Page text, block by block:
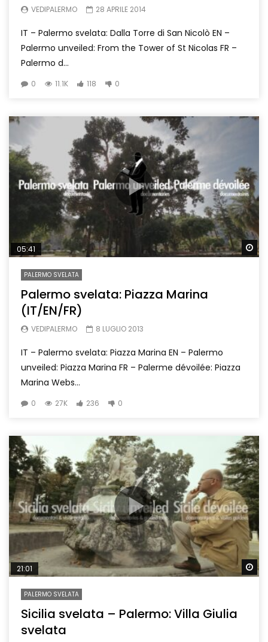
VEDIPALERMO 28 APRILE 2014
IT – Palermo svelata: Dalla Torre di San Nicolò EN –
Palermo unveiled: From the Tower of St Nicolas FR –
Palermo d...
0 11.1K 118 0
05:41
PALERMO SVELATA
Palermo svelata: Piazza Marina
(IT/EN/FR)
VEDIPALERMO 8 LUGLIO 2013
IT – Palermo svelata: Piazza Marina EN – Palermo
unveiled: Piazza Marina FR – Palerme dévoilée: Piazza
Marina Webs...
0 27K 236 0
21:01
PALERMO SVELATA
Sicilia svelata – Palermo: Villa Giulia
svelata